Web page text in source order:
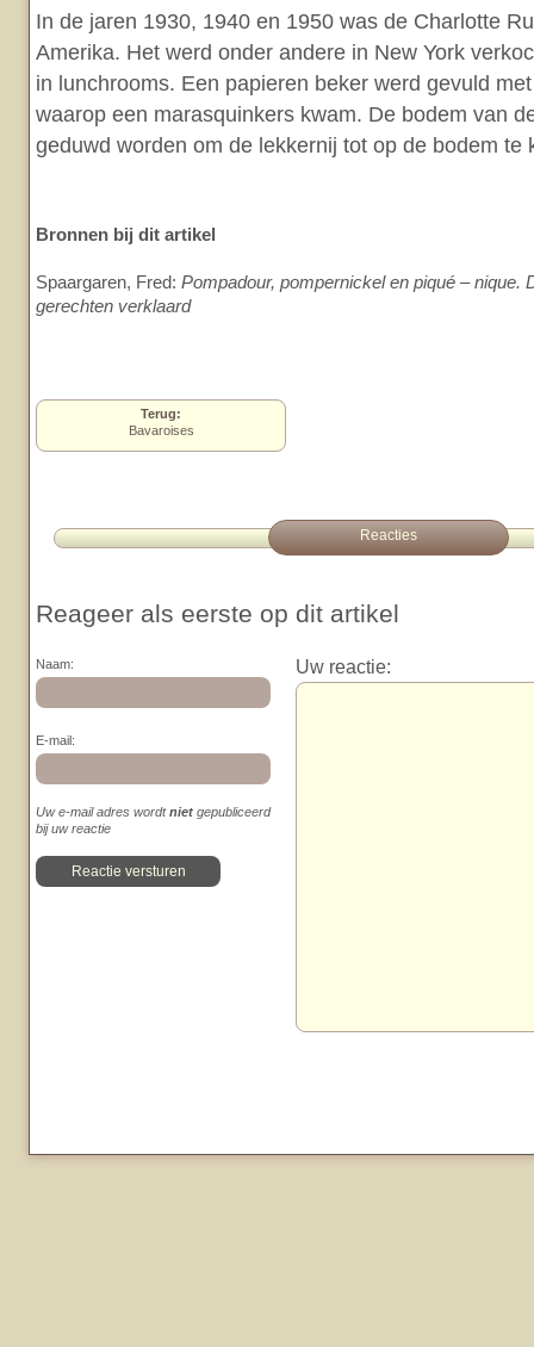
In de jaren 1930, 1940 en 1950 was de Charlotte
Amerika. Het werd onder andere in New York
in lunchrooms. Een papieren beker werd gevuld
waarop een marasquinkers kwam. De bodem van
geduwd worden om de lekkernij tot op de bodem te
Bronnen bij dit artikel
Spaargaren, Fred: Pompadour, pompernickel en piqué – nique.
gerechten verklaard
Terug:
Bavaroises
Reacties
Reageer als eerste op dit artikel
Naam:
E-mail:
Uw e-mail adres wordtniet gepubliceerd
bij uw reactie
Uw reactie: